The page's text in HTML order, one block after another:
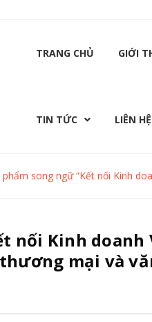
TRANG CHỦ GIỚI
TIN TỨC LIÊN HỆ
song ngữ “Kết nối Kinh
nối Kinh doanh
mại và